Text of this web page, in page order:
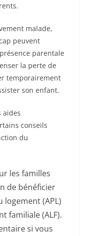
malade,
peuvent
parentale
la perte de
temporairement
son enfant.
aides
conseils
du
les familles
de bénéficier
logement (APL)
familiale (ALF).
si vous